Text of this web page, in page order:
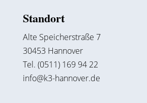
Standort
Alte Speicherstraße 7
30453 Hannover
Tel. (0511) 169 94 22
info@k3-hannover.de